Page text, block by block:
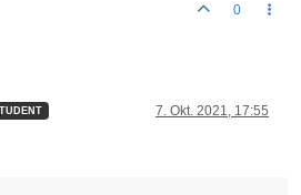
0
7. Okt. 2021, 17:55